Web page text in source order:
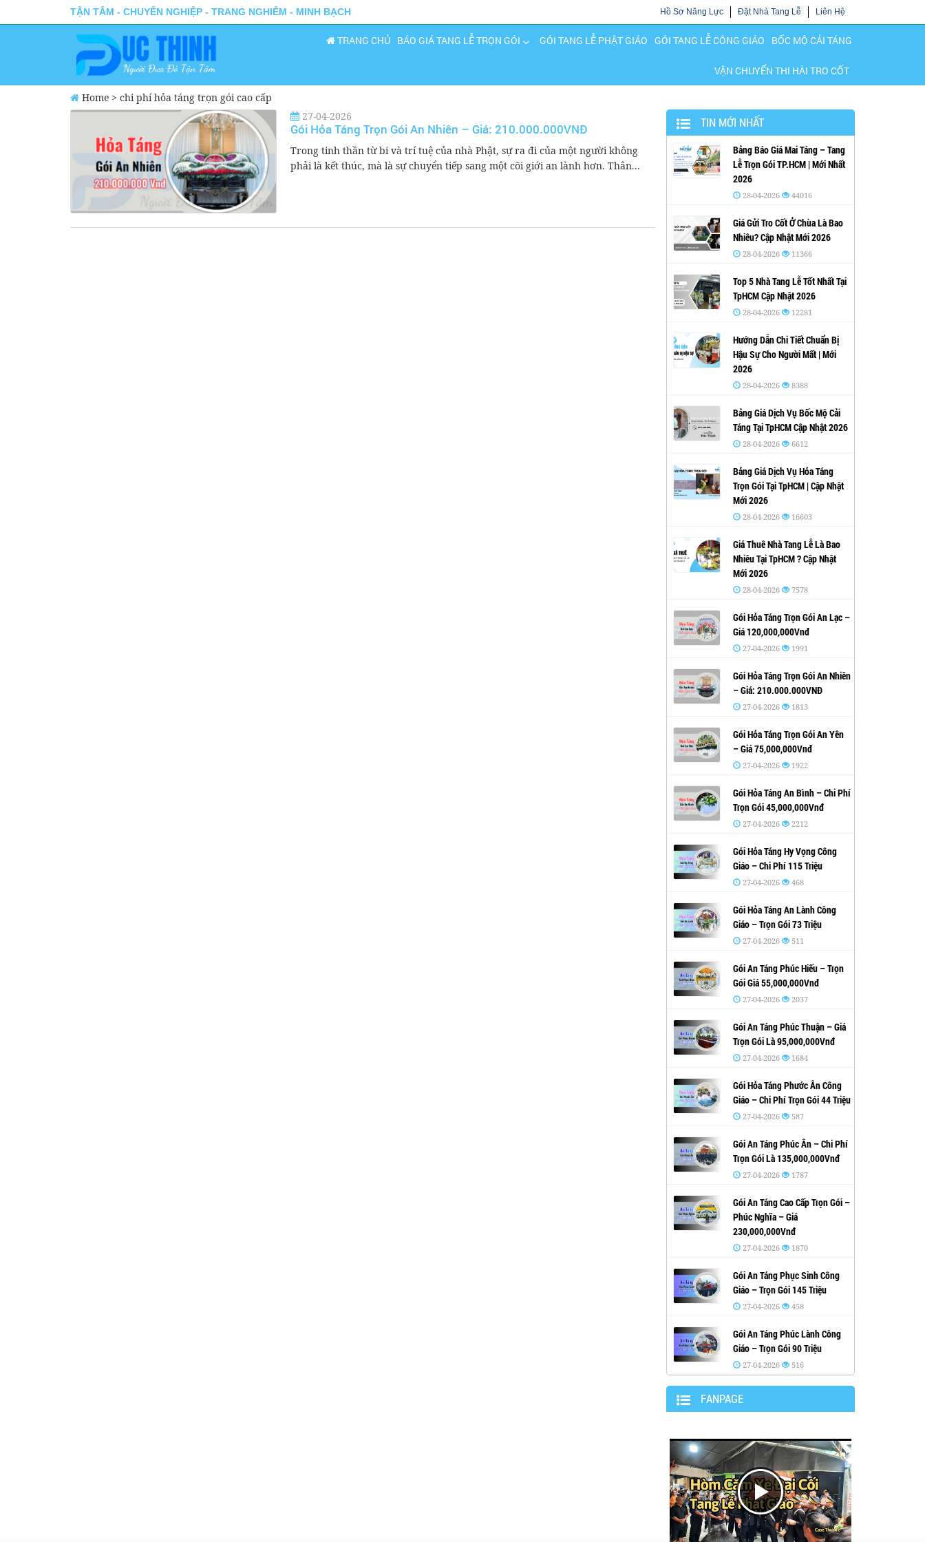
TẬN TÂM - CHUYÊN NGHIỆP - TRANG NGHIÊM - MINH BẠCH Hồ Sơ Năng Lực Đặt Nhà Tang Lễ Liên Hệ
TRANG CHỦ BÁO GIÁ TANG LỄ TRỌN GÓI GÓI TANG LỄ PHẬT GIÁO GÓI TANG LỄ CÔNG GIÁO BỐC MỘ CẢI TÁNG
VẬN CHUYỂN THI HÀI TRO CỐT
Home > chi phí hỏa táng trọn gói cao cấp
27-04-2026
Gói Hỏa Táng Trọn Gói An Nhiên – Giá: 210.000.000VNĐ
Trong tinh thần từ bi và trí tuệ của nhà Phật, sự ra đi của một người không
phải là kết thúc, mà là sự chuyển tiếp sang một cõi giới an lành hơn. Thân...
TIN MỚI NHẤT
Bảng Báo Giá Mai Táng – Tang
Lễ Trọn Gói TP.HCM | Mới Nhất
2026
28-04-2026 44016
Giá Gửi Tro Cốt Ở Chùa Là Bao
Nhiêu? Cập Nhật Mới 2026
28-04-2026 11366
Top 5 Nhà Tang Lễ Tốt Nhất Tại
TpHCM Cập Nhật 2026
28-04-2026 12281
Hướng Dẫn Chi Tiết Chuẩn Bị
Hậu Sự Cho Người Mất | Mới
2026
28-04-2026 8388
Bảng Giá Dịch Vụ Bốc Mộ Cải
Táng Tại TpHCM Cập Nhật 2026
28-04-2026 6612
Bảng Giá Dịch Vụ Hỏa Táng
Trọn Gói Tại TpHCM | Cập Nhật
Mới 2026
28-04-2026 16603
Giá Thuê Nhà Tang Lễ Là Bao
Nhiêu Tại TpHCM ? Cập Nhật
Mới 2026
28-04-2026 7578
Gói Hỏa Táng Trọn Gói An Lạc –
Giá 120,000,000Vnđ
27-04-2026 1991
Gói Hỏa Táng Trọn Gói An Nhiên
– Giá: 210.000.000VNĐ
27-04-2026 1813
Gói Hỏa Táng Trọn Gói An Yên
– Giá 75,000,000Vnđ
27-04-2026 1922
Gói Hỏa Táng An Bình – Chi Phí
Trọn Gói 45,000,000Vnđ
27-04-2026 2212
Gói Hỏa Táng Hy Vọng Công
Giáo – Chi Phí 115 Triệu
27-04-2026 468
Gói Hỏa Táng An Lành Công
Giáo – Trọn Gói 73 Triệu
27-04-2026 511
Gói An Táng Phúc Hiếu – Trọn
Gói Giá 55,000,000Vnđ
27-04-2026 2037
Gói An Táng Phúc Thuận – Giá
Trọn Gói Là 95,000,000Vnđ
27-04-2026 1684
Gói Hỏa Táng Phước Ân Công
Giáo – Chi Phí Trọn Gói 44 Triệu
27-04-2026 587
Gói An Táng Phúc Ân – Chi Phí
Trọn Gói Là 135,000,000Vnđ
27-04-2026 1787
Gói An Táng Cao Cấp Trọn Gói –
Phúc Nghĩa – Giá
230,000,000Vnđ
27-04-2026 1870
Gói An Táng Phục Sinh Công
Giáo – Trọn Gói 145 Triệu
27-04-2026 458
Gói An Táng Phúc Lành Công
Giáo – Trọn Gói 90 Triệu
27-04-2026 516
FANPAGE